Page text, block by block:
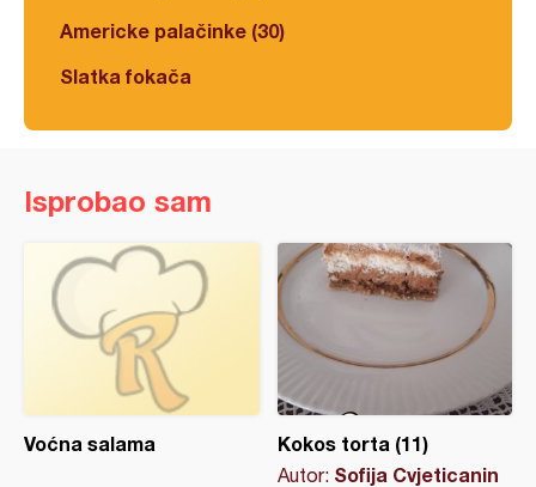
Americke palačinke (30)
Slatka fokača
Isprobao sam
Voćna salama Kokos torta (11)
Autor: Sofija Cvjeticanin